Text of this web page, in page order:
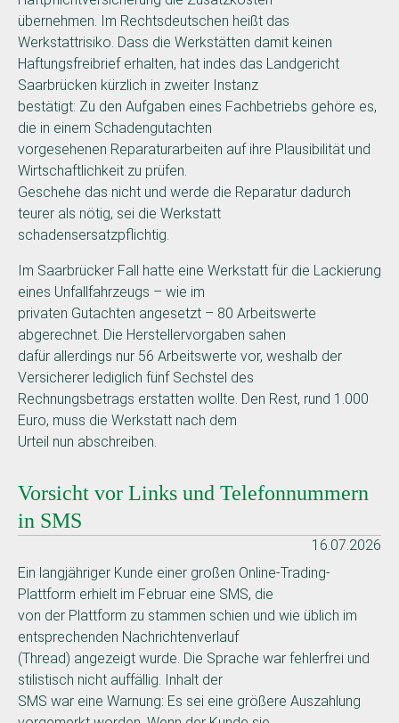
übernehmen. Im Rechtsdeutschen heißt das
Werkstattrisiko. Dass die Werkstätten damit keinen
Haftungsfreibrief erhalten, hat indes das Landgericht
Saarbrücken kürzlich in zweiter Instanz
bestätigt: Zu den Aufgaben eines Fachbetriebs gehöre es,
die in einem Schadengutachten
vorgesehenen Reparaturarbeiten auf ihre Plausibilität und
Wirtschaftlichkeit zu prüfen.
Geschehe das nicht und werde die Reparatur dadurch
teurer als nötig, sei die Werkstatt
schadensersatzpflichtig.
Im Saarbrücker Fall hatte eine Werkstatt für die Lackierung
eines Unfallfahrzeugs – wie im
privaten Gutachten angesetzt – 80 Arbeitswerte
abgerechnet. Die Herstellervorgaben sahen
dafür allerdings nur 56 Arbeitswerte vor, weshalb der
Versicherer lediglich fünf Sechstel des
Rechnungsbetrags erstatten wollte. Den Rest, rund 1.000
Euro, muss die Werkstatt nach dem
Urteil nun abschreiben.
Vorsicht vor Links und Telefonnummern
in SMS
16.07.2026
Ein langjähriger Kunde einer großen Online-Trading-
Plattform erhielt im Februar eine SMS, die
von der Plattform zu stammen schien und wie üblich im
entsprechenden Nachrichtenverlauf
(Thread) angezeigt wurde. Die Sprache war fehlerfrei und
stilistisch nicht auffällig. Inhalt der
SMS war eine Warnung: Es sei eine größere Auszahlung